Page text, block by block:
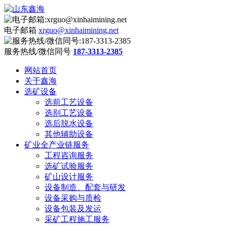
电子邮箱 xrguo@xinhaimining.net
服务热线/微信同号 187-3313-2385
网站首页
关于鑫海
选矿设备
选前工艺设备
选别工艺设备
选后脱水设备
其他辅助设备
矿业全产业链服务
工程咨询服务
选矿试验服务
矿山设计服务
设备制造、配套与研发
设备采购与质检
设备包装及发运
采矿工程施工服务